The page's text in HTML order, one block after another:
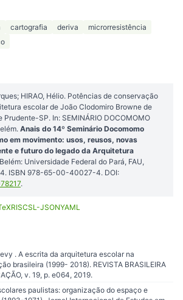
cartografia deriva
microrresistência
HIRAO, Hélio. Potências de conservação
escolar de João Clodomiro Browne de
Prudente-SP. In: SEMINÁRIO DOCOMOMO
Anais do 14º Seminário Docomomo
em movimento: usos, reusos, novas
e futuro do legado da Arquitetura
Universidade Federal do Pará, FAU,
ISBN 978-65-00-40027-4. DOI:
.
RISCSL-JSONYAML
. A escrita da arquitetura escolar na
brasileira (1999- 2018). REVISTA BRASILEIRA
v. 19, p. e064, 2019.
paulistas: organização do espaço e